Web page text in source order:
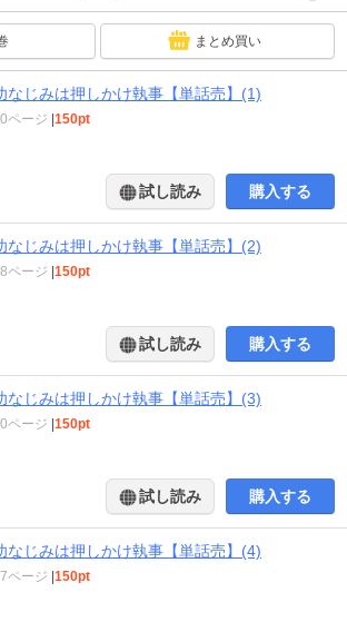
まとめ買い
なじみは押しかけ執事【単話売】(1)
ページ |150pt
試し読み 購入する
なじみは押しかけ執事【単話売】(2)
ページ |150pt
試し読み 購入する
なじみは押しかけ執事【単話売】(3)
ページ |150pt
試し読み 購入する
なじみは押しかけ執事【単話売】(4)
ページ |150pt